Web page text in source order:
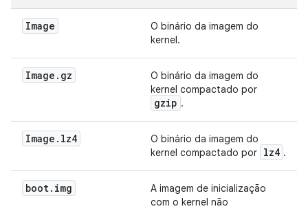
Image
O binário da imagem do
kernel.
Image . gz
O binário da imagem do
kernel compactado por
gzip .
Image . lz4
O binário da imagem do
kernel compactado por lz4 .
boot. img
A imagem de inicialização
com o kernel não